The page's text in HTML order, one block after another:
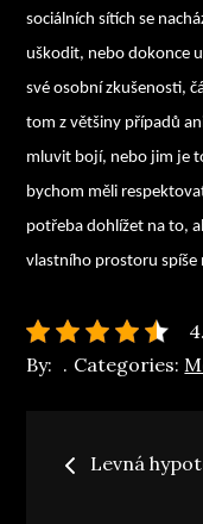
sociálních sítích se
uškodit, nebo dokonce
své osobní zkušenosti,
tom z většiny případů
mluvit bojí, nebo jim je
bychom měli
potřeba dohlížet na to,
vlastního prostoru spíše
By:
Categories:
Levná